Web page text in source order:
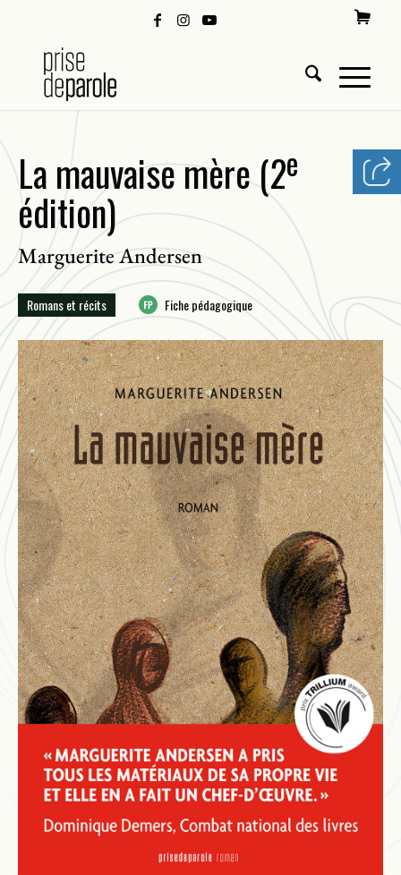
La mauvaise mère (2e
édition)
Marguerite Andersen
Romans et récits Fiche pédagogique